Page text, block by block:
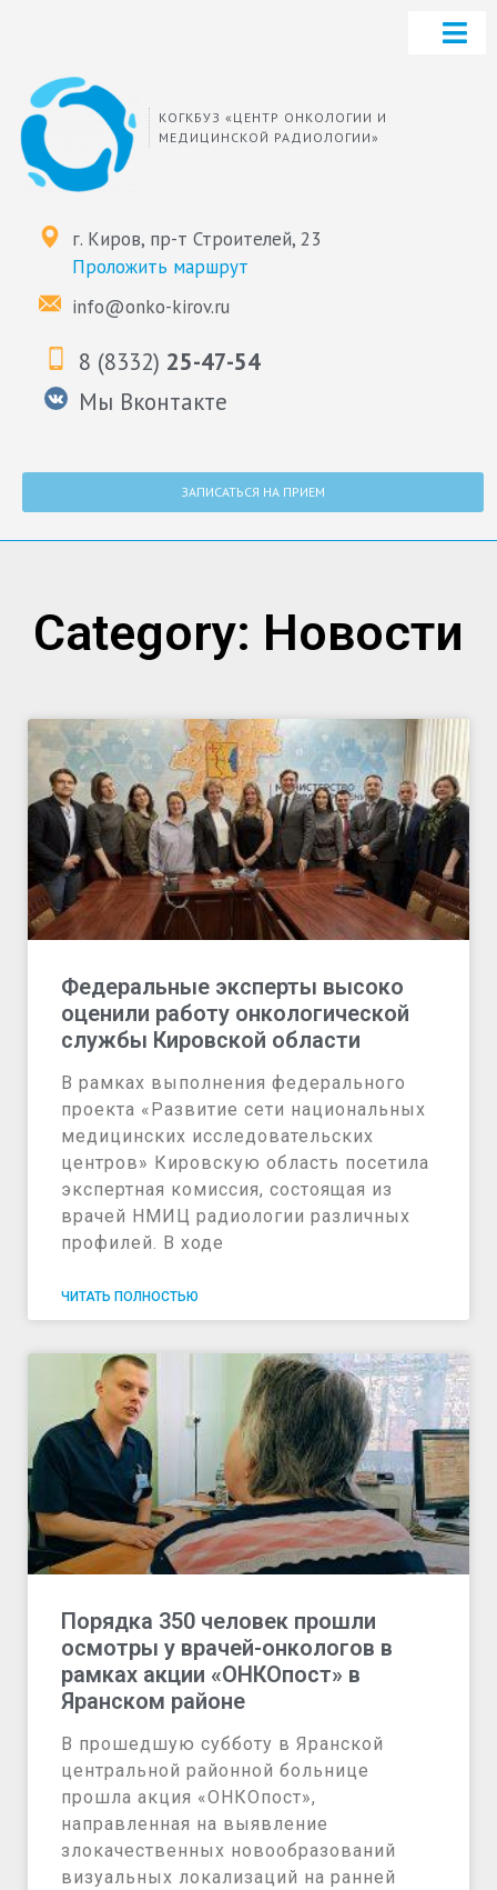
КОГКБУЗ «ЦЕНТР ОНКОЛОГИИ И
МЕДИЦИНСКОЙ РАДИОЛОГИИ»
г. Киров, пр-т Строителей, 23
Проложить маршрут
info@onko-kirov.ru
8 (8332) 25-47-54
Мы Вконтакте
ЗАПИСАТЬСЯ НА ПРИЕМ
Category: Новости
Федеральные эксперты высоко
оценили работу онкологической
службы Кировской области
В рамках выполнения федерального
проекта «Развитие сети национальных
медицинских исследовательских
центров» Кировскую область посетила
экспертная комиссия, состоящая из
врачей НМИЦ радиологии различных
профилей. В ходе
ЧИТАТЬ ПОЛНОСТЬЮ
Порядка 350 человек прошли
осмотры у врачей-онкологов в
рамках акции «ОНКОпост» в
Яранском районе
В прошедшую субботу в Яранской
центральной районной больнице
прошла акция «ОНКОпост»,
направленная на выявление
злокачественных новообразований
визуальных локализаций на ранней